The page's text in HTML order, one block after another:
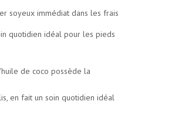
soyeux immédiat dans les frais
quotidien idéal pour les pieds
de coco possède la
en fait un soin quotidien idéal